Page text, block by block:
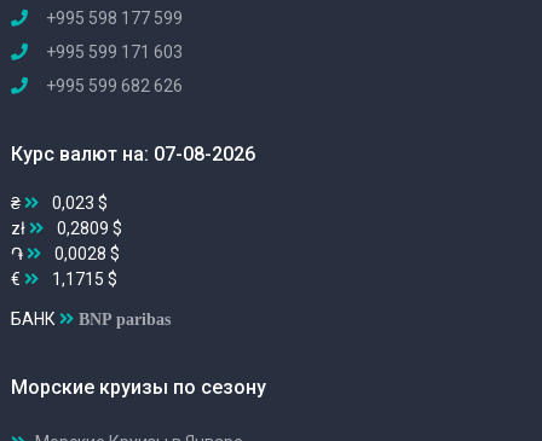
+995 598 177 599
+995 599 171 603
+995 599 682 626
Курс валют на: 07-08-2026
₴
0,023 $
zł
0,2809 $
֏
0,0028 $
€
1,1715 $
БАНК BNP paribas
Морские круизы по сезону